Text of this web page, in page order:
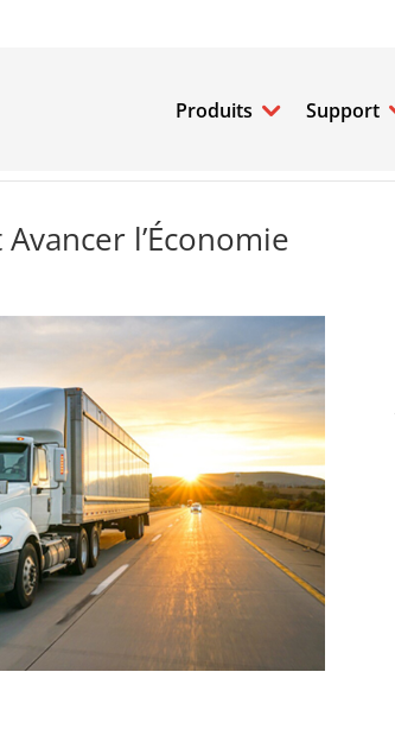
Produits Support
l’Économie